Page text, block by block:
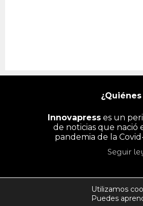
Innovapresses un
de noticias que nació
pandemia de la
Seguir
Utilizamos
Puedes